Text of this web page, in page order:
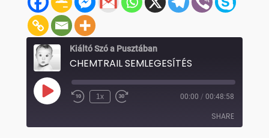
Kiáltó Szó a Pusztában
CHEMTRAIL SEMLEGESÍTÉS
Play
Episode Rewind
1x
Fast
seconds
00:00 / 00:48:58
SHARE